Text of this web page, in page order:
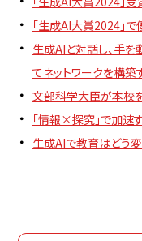
「生成AI大賞2024」
生成AIと対話し、手
てネットワークを構築
文部科学大臣が本校
「情報×探究」で加速
生成AIで教育はどう